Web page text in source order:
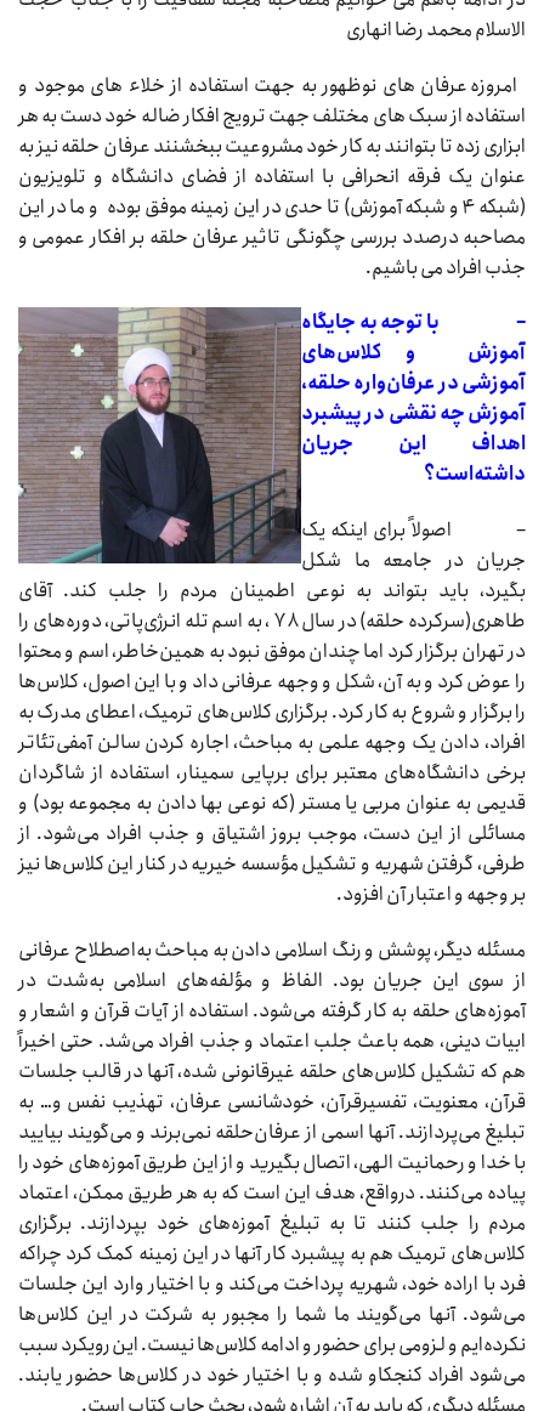
الاسلام محمد رضا انهاری
امروزه عرفان های نوظهور به جهت استفاده از خلاء های موجود و
استفاده از سبک های مختلف جهت ترویج افکار ضاله خود دست به هر
ابزاری زده تا بتوانند به کار خود مشروعیت ببخشنند عرفان حلقه نیز به
عنوان یک فرقه انحرافی با استفاده از فضای دانشگاه و تلویزیون
(شبکه ۴ و شبکه آموزش) تا حدی در این زمینه موفق بوده و ما در این
مصاحبه درصدد بررسی چگونگی تاثیر عرفان حلقه بر افکار عمومی و
جذب افراد می باشیم.
– با توجه به جایگاه
آموزش و کلاس‌های
آموزشی در عرفان‌واره حلقه،
آموزش چه نقشی در پیشبرد
اهداف این جریان
داشته‌است؟
– اصولاً برای اینکه یک
جریان در جامعه ما شکل
بگیرد، باید بتواند به نوعی اطمینان مردم را جلب کند. آقای
طاهری(سرکرده حلقه) در سال ۷۸ ، به اسم تله انرژی‌پاتی، دوره‌های را
در تهران برگزار کرد اما چندان موفق نبود به همین‌خاطر، اسم و محتوا
را عوض کرد و به آن، شکل و وجهه عرفانی داد و با این اصول، کلاس‌ها
را برگزار و شروع به کار کرد. برگزاری کلاس‌های ترمیک، اعطای مدرک به
افراد، دادن یک وجهه علمی به مباحث، اجاره کردن سالن آمفی‌تئاتر
برخی دانشگاه‌های معتبر برای برپایی سمینار،‌ استفاده از شاگردان
قدیمی به عنوان مربی یا مستر (که نوعی بها دادن به مجموعه بود) و
مسائلی از این دست، موجب بروز اشتیاق و جذب افراد می‌شود. از
طرفی، گرفتن شهریه و تشکیل مؤسسه خیریه در کنار این کلاس‌ها نیز
بر وجهه و اعتبار آن افزود.
مسئله دیگر، پوشش و رنگ اسلامی دادن به مباحث به‌اصطلاح عرفانی
از سوی این جریان بود. الفاظ و مؤلفه‌های اسلامی به‌شدت در
آموزه‌های حلقه به کار گرفته می‌شود. استفاده از آیات قرآن و اشعار و
ابیات دینی، همه باعث جلب اعتماد و جذب افراد می‌شد. حتی اخیراً
هم که تشکیل کلاس‌های حلقه غیرقانونی شده، آنها در قالب جلسات
قرآن، معنویت، تفسیرقرآن، خودشانسی عرفان، تهذیب نفس و… به
تبلیغ می‌پردازند. آنها اسمی از عرفان‌حلقه نمی‌برند و می‌گویند بیایید
با خدا و رحمانیت الهی، اتصال بگیرید و از این طریق آموزه‌های خود را
پیاده می‌کنند. درواقع، هدف این است که به هر طریق ممکن، اعتماد
مردم را جلب کنند تا به تبلیغ آموزه‌های خود بپردازند. برگزاری
کلاس‌های ترمیک هم به پیشبرد کار آنها در این زمینه کمک کرد چراکه
فرد با اراده خود، شهریه پرداخت می‌کند و با اختیار وارد این جلسات
می‌شود. آنها می‌گویند ما شما را مجبور به شرکت در این کلاس‌ها
نکرده‌ایم و لزومی برای حضور و ادامه کلاس‌ها نیست. این رویکرد سبب
می‌شود افراد کنجکاو شده و با اختیار خود در کلاس‌ها حضور یابند.